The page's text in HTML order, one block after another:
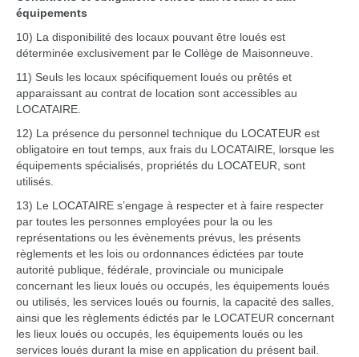
équipements
10) La disponibilité des locaux pouvant être loués est
déterminée exclusivement par le Collège de Maisonneuve.
11) Seuls les locaux spécifiquement loués ou prêtés et
apparaissant au contrat de location sont accessibles au
LOCATAIRE.
12) La présence du personnel technique du LOCATEUR est
obligatoire en tout temps, aux frais du LOCATAIRE, lorsque les
équipements spécialisés, propriétés du LOCATEUR, sont
utilisés.
13) Le LOCATAIRE s’engage à respecter et à faire respecter
par toutes les personnes employées pour la ou les
représentations ou les évènements prévus, les présents
règlements et les lois ou ordonnances édictées par toute
autorité publique, fédérale, provinciale ou municipale
concernant les lieux loués ou occupés, les équipements loués
ou utilisés, les services loués ou fournis, la capacité des salles,
ainsi que les règlements édictés par le LOCATEUR concernant
les lieux loués ou occupés, les équipements loués ou les
services loués durant la mise en application du présent bail.